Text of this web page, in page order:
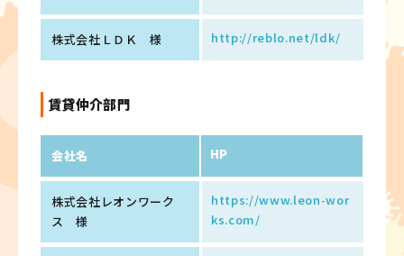
株式会社ＬＤＫ 様 http://reblo.net/ldk/
賃貸仲介部門
会社名 HP
株式会社レオンワーク
ス 様
https://www.leon-wor
ks.com/